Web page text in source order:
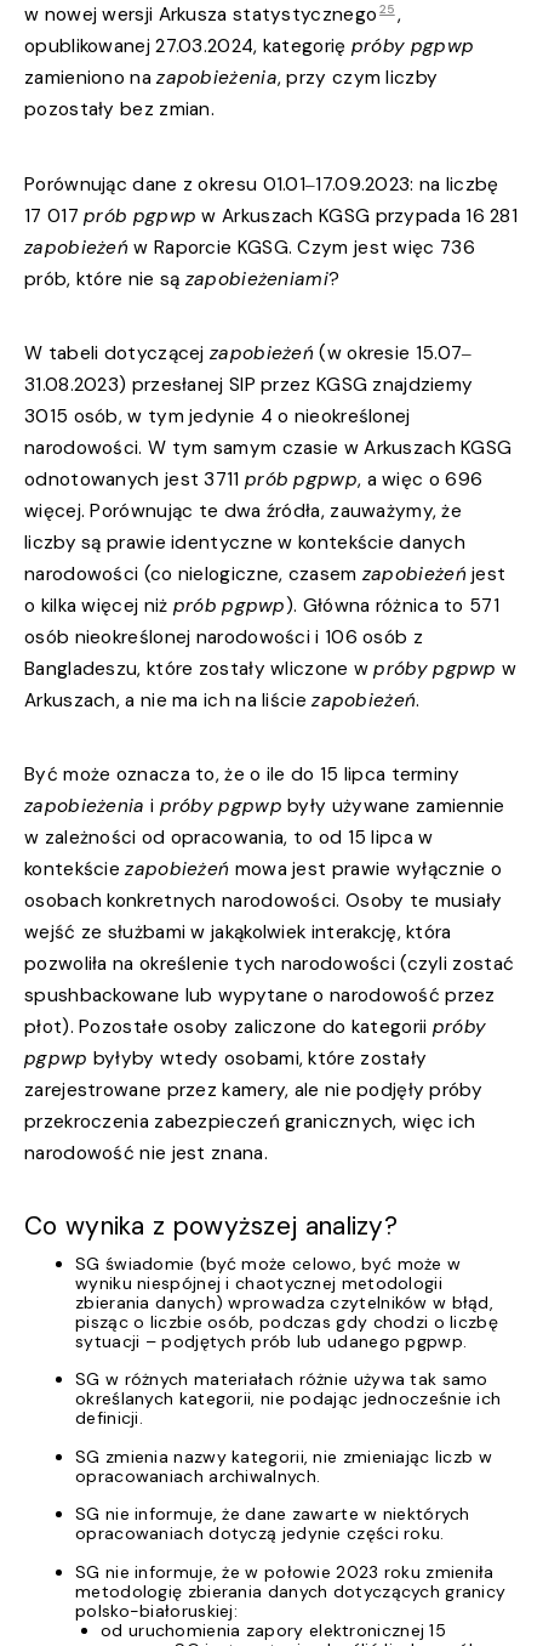
w nowej wersji Arkusza statystycznego 25 ,
opublikowanej 27.03.2024, kategorię próby pgpwp
zamieniono nazapobieżenia, przy czym liczby
pozostały bez zmian.
Porównując dane z okresu 01.01‒17.09.2023: na liczbę
17 017prób pgpwp w Arkuszach KGSG przypada 16 281
zapobieżeń w Raporcie KGSG. Czym jest więc 736
prób, które nie są zapobieżeniami?
W tabeli dotyczącej zapobieżeń(w okresie 15.07‒
31.08.2023) przesłanej SIP przez KGSG znajdziemy
3015 osób, w tym jedynie 4 o nieokreślonej
narodowości. W tym samym czasie w Arkuszach KGSG
odnotowanych jest 3711 prób pgpwp, a więc o 696
więcej. Porównując te dwa źródła, zauważymy, że
liczby są prawie identyczne w kontekście danych
narodowości (co nielogiczne, czasem zapobieżeń jest
o kilka więcej niż prób pgpwp). Główna różnica to 571
osób nieokreślonej narodowości i 106 osób z
Bangladeszu, które zostały wliczone wpróby pgpwpw
Arkuszach, a nie ma ich na liściezapobieżeń.
Być może oznacza to, że o ile do 15 lipca terminy
zapobieżenia i próby pgpwp były używane zamiennie
w zależności od opracowania, to od 15 lipca w
kontekściezapobieżeń mowa jest prawie wyłącznie o
osobach konkretnych narodowości. Osoby te musiały
wejść ze służbami w jakąkolwiek interakcję, która
pozwoliła na określenie tych narodowości (czyli zostać
spushbackowane lub wypytane o narodowość przez
płot). Pozostałe osoby zaliczone do kategorii próby
pgpwp byłyby wtedy osobami, które zostały
zarejestrowane przez kamery, ale nie podjęły próby
przekroczenia zabezpieczeń granicznych, więc ich
narodowość nie jest znana.
Co wynika z powyższej analizy?
SG świadomie (być może celowo, być może w
wyniku niespójnej i chaotycznej metodologii
zbierania danych) wprowadza czytelników w błąd,
pisząc o liczbie osób, podczas gdy chodzi o liczbę
sytuacji – podjętych prób lub udanego pgpwp.
SG w różnych materiałach różnie używa tak samo
określanych kategorii, nie podając jednocześnie ich
definicji.
SG zmienia nazwy kategorii, nie zmieniając liczb w
opracowaniach archiwalnych.
SG nie informuje, że dane zawarte w niektórych
opracowaniach dotyczą jedynie części roku.
SG nie informuje, że w połowie 2023 roku zmieniła
metodologię zbierania danych dotyczących granicy
polsko-białoruskiej:
od uruchomienia zapory elektronicznej 15